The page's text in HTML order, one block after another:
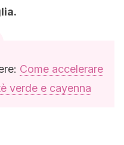
Come accelerare
verde e cayenna